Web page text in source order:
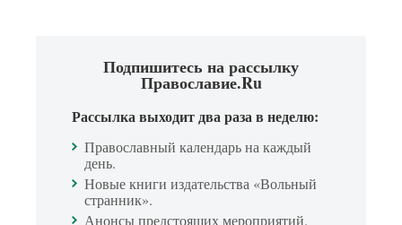
Подпишитесь на рассылку
Православие.Ru
Рассылка выходит два раза в неделю:
Православный календарь на каждый
день.
Новые книги издательства «Вольный
странник».
Анонсы предстоящих мероприятий.